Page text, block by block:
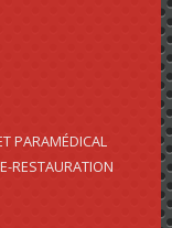
PARAMÉDICAL
RESTAURATION